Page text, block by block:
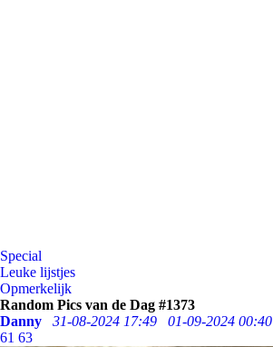
Special
Leuke lijstjes
Opmerkelijk
Random Pics van de Dag #1373
Danny
31-08-2024 17:49 01-09-2024 00:40
61 63